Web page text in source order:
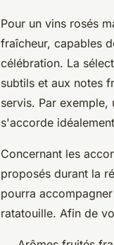
Pour un vins rosés
fraîcheur, capables
célébration. La
subtils et aux notes
servis. Par
s'accorde
Concernant les
proposés durant la
pourra
ratatouille. Afin de